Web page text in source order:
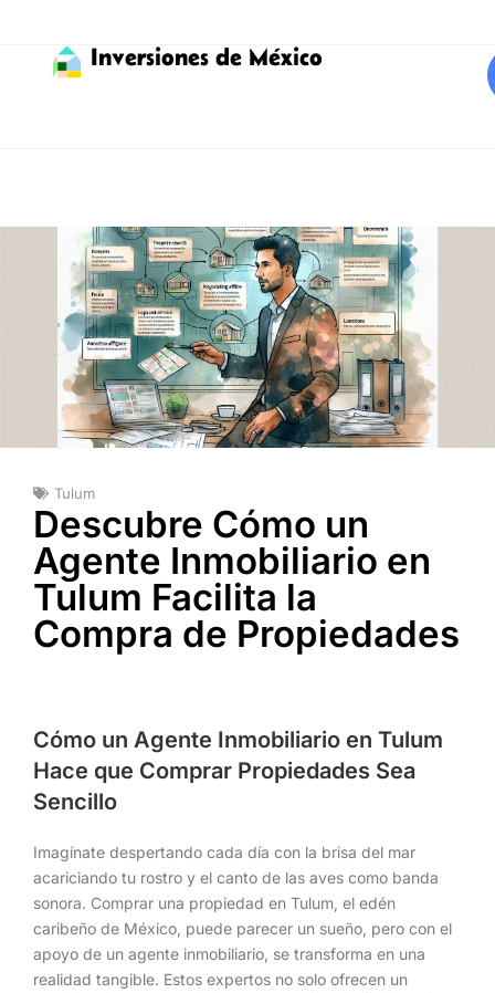
Inversiones de México
Tulum
Descubre Cómo un
Agente Inmobiliario en
Tulum Facilita la
Compra de Propiedades
Cómo un Agente Inmobiliario en Tulum
Hace que Comprar Propiedades Sea
Sencillo
Imagínate despertando cada día con la brisa del mar
acariciando tu rostro y el canto de las aves como banda
sonora. Comprar una propiedad en Tulum, el edén
caribeño de México, puede parecer un sueño, pero con el
apoyo de un agente inmobiliario, se transforma en una
realidad tangible. Estos expertos no solo ofrecen un